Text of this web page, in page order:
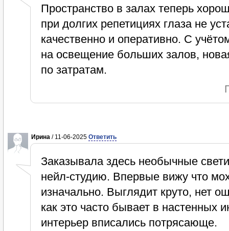
Пространство в залах теперь
при долгих репетициях глаза не
качественно и оперативно. С
на освещение больших залов,
по затратам.
Ирина / 11-06-2025 Ответить
Заказывала здесь необычные
нейл-студию. Впервые вижу что
изначально. Выглядит круто, нет
как это часто бывает в настенных
интерьер вписались потрясающе.